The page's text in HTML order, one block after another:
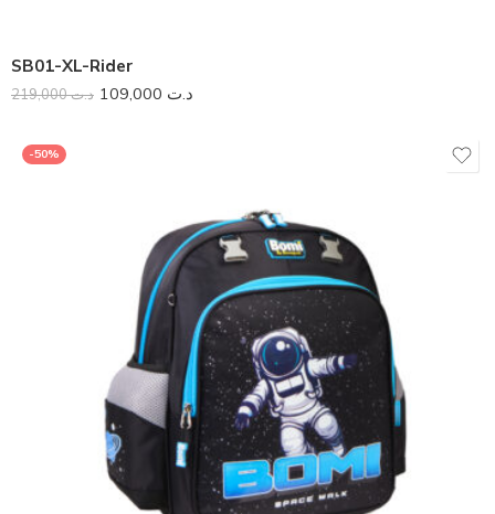
SB01-XL-Rider
د.ت219,000 د.ت
-50%